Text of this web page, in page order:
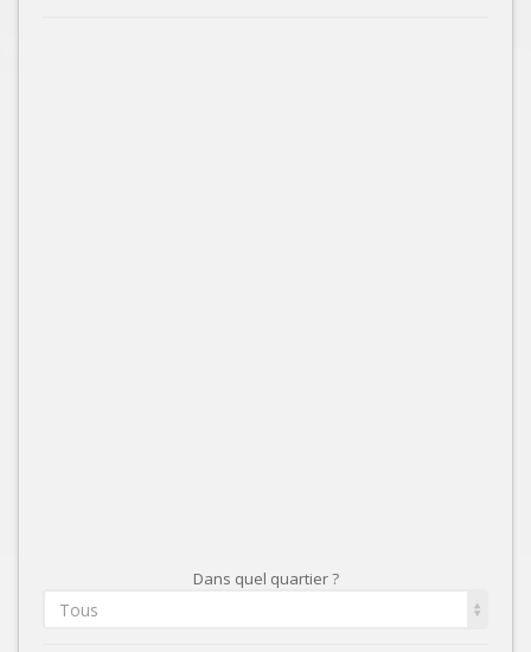
Dans quel quartier ?
Tous